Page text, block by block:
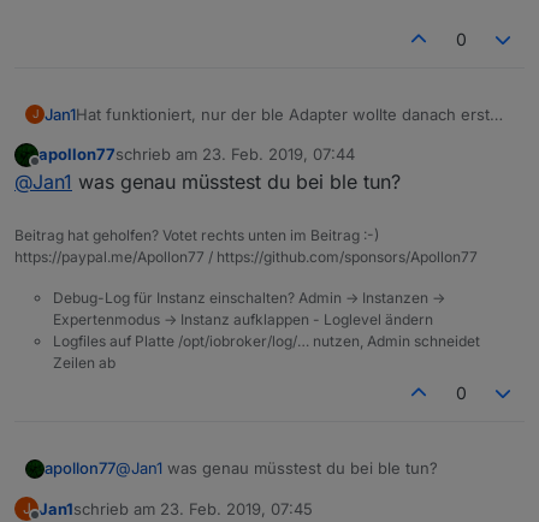
0
J Jan1Hat funktioniert, nur der ble Adapter wollte danach erst
Offline
apollon77schrieb am 23. Feb. 2019, 07:44
zuletzt editiert von
@Jan1 was genau müsstest du bei ble tun?
Beitrag hat geholfen? Votet rechts unten im Beitrag :-)
https://paypal.me/Apollon77 / https://github.com/sponsors/Apollon77
Debug-Log für Instanz einschalten? Admin -> Instanzen ->
Expertenmodus -> Instanz aufklappen - Loglevel ändern
Logfiles auf Platte /opt/iobroker/log/… nutzen, Admin schneidet
Zeilen ab
0
apollon77@Jan1 was genau müsstest du bei ble tun?
J Jan1schrieb am 23. Feb. 2019, 07:45